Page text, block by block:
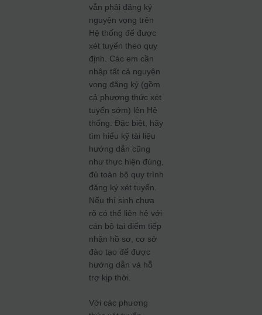
vẫn phải đăng ký
nguyện vọng trên
Hệ thống để được
xét tuyển theo quy
định. Các em cần
nhập tất cả nguyện
vọng đăng ký (gồm
cả phương thức xét
tuyển sớm) lên Hệ
thống. Đặc biệt, hãy
tìm hiểu kỹ tài liệu
hướng dẫn cũng
như thực hiện đúng,
đủ toàn bộ quy trình
đăng ký xét tuyển.
Nếu thí sinh chưa
rõ có thể liên hệ với
cán bộ tại điểm tiếp
nhận hồ sơ, cơ sở
đào tạo để được
hướng dẫn và hỗ
trợ kịp thời.
Với các phương